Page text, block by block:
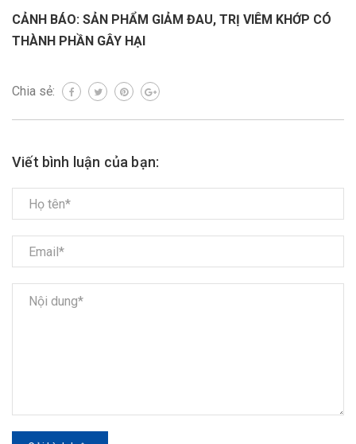
CẢNH BÁO: SẢN PHẨM GIẢM ĐAU, TRỊ VIÊM KHỚP CÓ
THÀNH PHẦN GÂY HẠI
Chia sẻ:
Viết bình luận của bạn: